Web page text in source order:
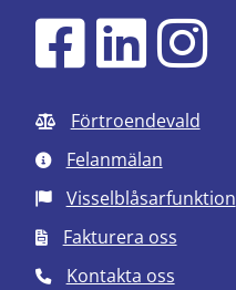
Förtroendevald
Felanmälan
Visselblåsarfunktion
Fakturera oss
Kontakta oss